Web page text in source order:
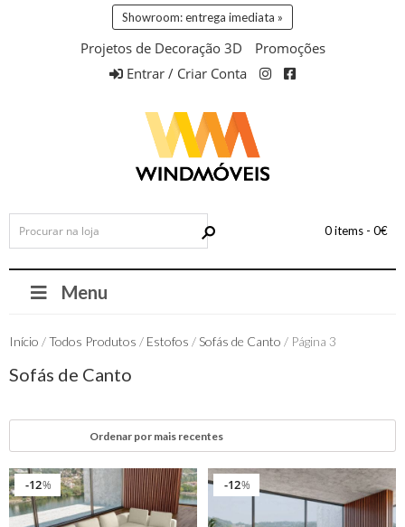
Showroom: entrega imediata »
Projetos de Decoração 3D
Promoções
Entrar / Criar Conta
0 items - 0€
Menu
Início /Todos Produtos / Estofos / Sofás de Canto / Página 3
Sofás de Canto
%
12 %
12